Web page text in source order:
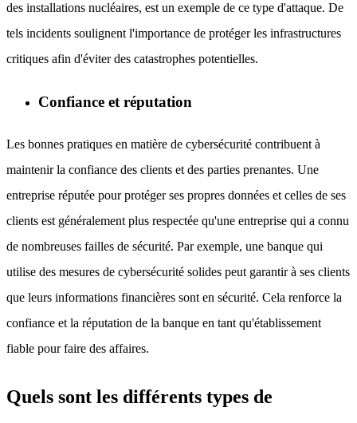
des installations nucléaires, est un exemple de ce type d'attaque. De
tels incidents soulignent l'importance de protéger les infrastructures
critiques afin d'éviter des catastrophes potentielles.
Confiance et réputation
Les bonnes pratiques en matière de cybersécurité contribuent à
maintenir la confiance des clients et des parties prenantes. Une
entreprise réputée pour protéger ses propres données et celles de ses
clients est généralement plus respectée qu'une entreprise qui a connu
de nombreuses failles de sécurité. Par exemple, une banque qui
utilise des mesures de cybersécurité solides peut garantir à ses clients
que leurs informations financières sont en sécurité. Cela renforce la
confiance et la réputation de la banque en tant qu'établissement
fiable pour faire des affaires.
Quels sont les différents types de